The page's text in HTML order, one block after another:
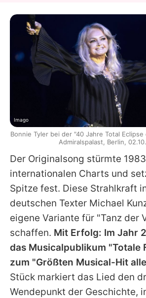
Der Originalsong stürmte
internationalen Charts und
Spitze fest. Diese Strahlkraft
deutschen Texter Michael
eigene Variante für "Tanz der
schaffen. Mit Erfolg: Im Jahr
das Musicalpublikum "Totale
zum "Größten Musical-Hit
Stück markiert das Lied den
Wendepunkt der Geschichte,
Imago
Bonnie Tyler bei der "40 Jahre Total
Admiralspalast, Berlin,